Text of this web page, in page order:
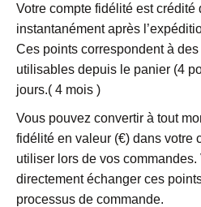
Votre compte fidélité est crédité
instantanément après
Ces points correspondent à
utilisables depuis le panier (4
jours.( 4 mois )
Vous pouvez convertir à tout
fidélité en valeur (€) dans votre
utiliser lors de vos
directement échanger ces
processus de commande.